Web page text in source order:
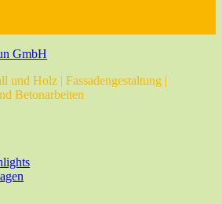
und Holz | Fassadengestaltung |
Betonarbeiten